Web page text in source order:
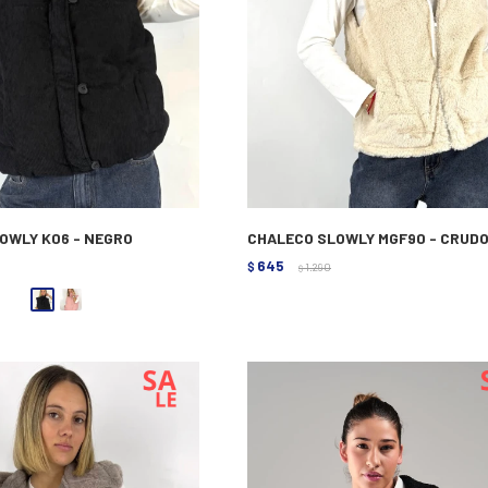
K06 - NEGRO CHALECO SLOWLY MGF90 -
$ 645 $ 1.290